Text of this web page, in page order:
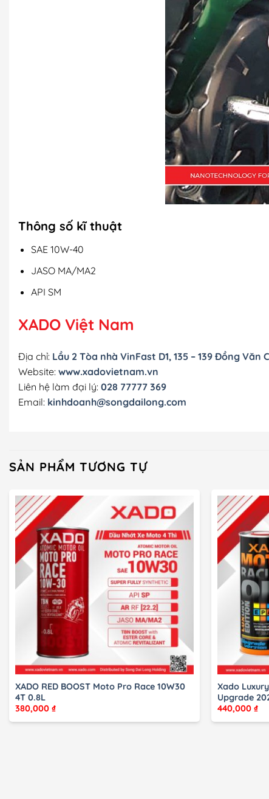
Thông số kĩ thuật
SAE 10W-40
JASO MA/MA2
API SM
XADO Việt Nam
Địa chỉ: Lầu 2 Tòa nhà VinFast D1, 135 – 139 Đồng Văn
Website: www.xadovietnam.vn
Liên hệ làm đại lý: 028 77777 369
Email: kinhdoanh@songdailong.com
SẢN PHẨM TƯƠNG TỰ
XADO RED BOOST Moto Pro Race 10W30
4T 0.8L
380,000 ₫
Xado
Upgrade
440,000₫